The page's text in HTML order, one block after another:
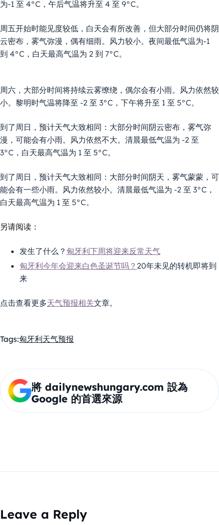
为-1 至 4°C，午后气温将升至 4 至 9°C。
周五开始时能见度较低，白天会有所改善，但大部分时间仍将阴
云密布，雾气弥漫，偶有细雨。风力较小。夜间最低气温为-1
到 4°C，白天最高气温为 2 到 7°C。
周六，大部分时间将持续云雾缭绕，偶尔会有小雨。风力依然较
小。黎明时气温将降至 -2 至 3°C，下午将升至 1 至 5°C。
到了周日，预计天气大致相同：大部分时间阴云密布，雾气弥
漫，可能会有小雨。风力依然不大。清晨最低气温为 -2 至
3°C，白天最高气温为 1 至 5°C。
到了周日，预计天气大致相同：大部分时间阴天，雾气蒙蒙，可
能会有一些小雨。风力依然较小。清晨最低气温为 -2 至 3°C，
白天最高气温为 1 至 5°C。
另请阅读：
发生了什么？ 匈牙利下周将迎来反常天气
匈牙利今年会迎来白色圣诞节吗？ 20年未见的转机即将到
来
点击查看更多天气预报相关文章。
Tags:匈牙利天气预报
將 dailynewshungary.com 設為
Google 的首選來源
Leave a Reply